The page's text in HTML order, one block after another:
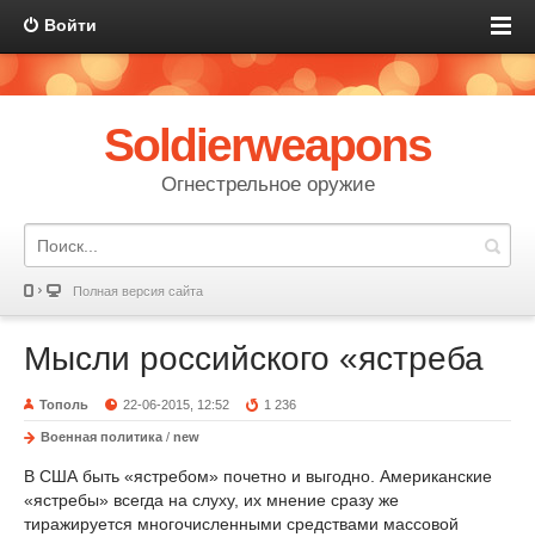
Войти
Soldierweapons
Огнестрельное оружие
Полная версия сайта
Мысли российского «ястреба
Тополь 22-06-2015, 12:52 1 236
Военная политика / new
В США быть «ястребом» почетно и выгодно. Американские
«ястребы» всегда на слуху, их мнение сразу же
тиражируется многочисленными средствами массовой